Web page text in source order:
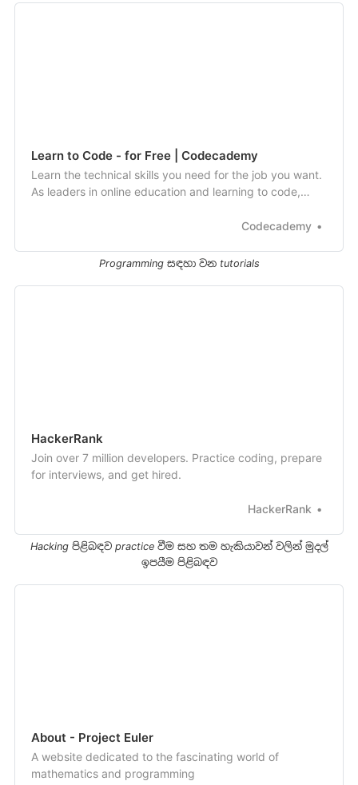
Learn to Code - for Free | Codecademy
Learn the technical skills you need for the job you want.
As leaders in online education and learning to code,
curriculum and an interactive learning environment.
Science, and more.
Codecademy
Programming සඳහා වන tutorials
HackerRank
Join over 7 million developers. Practice coding, prepare
for interviews, and get hired.
HackerRank
Hacking පිළිබඳව practice වීම සහ තම හැකියාවන් වලින් මුදල්
ඉපයීම පිළිබඳව
About - Project Euler
A website dedicated to the fascinating world of
mathematics and programming